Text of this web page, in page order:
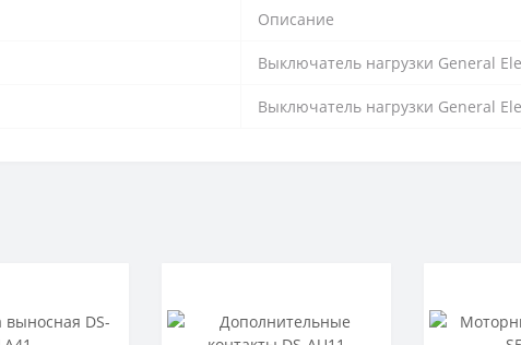
Описание
Выключатель нагрузки General
Выключатель нагрузки General